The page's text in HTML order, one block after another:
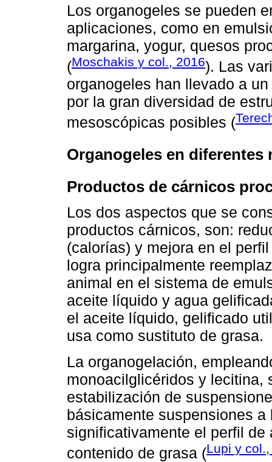
Los organogeles se pueden
aplicaciones, como en
margarina, yogur, quesos
(Moschakis y col., 2016). Las
organogeles han llevado a
por la gran diversidad de
mesoscópicas posibles (
Organogeles en diferentes
Productos de cárnicos
Los dos aspectos que se
productos cárnicos, son:
(calorías) y mejora en el
logra principalmente
animal en el sistema de
aceite líquido y agua
el aceite líquido, gelificado
usa como sustituto de grasa.
La organogelación,
monoacilglicéridos y lecitina,
estabilización de
básicamente suspensiones
significativamente el perfil
contenido de grasa (Lupi y